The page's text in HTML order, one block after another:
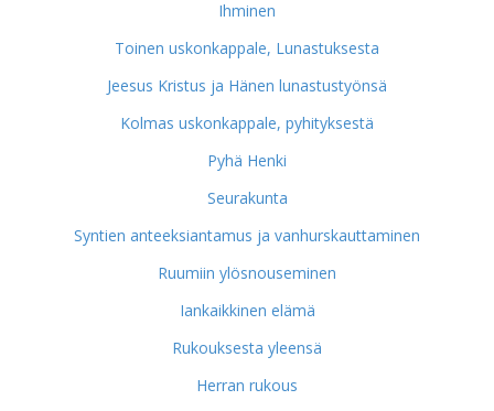
Ihminen
Toinen uskonkappale, Lunastuksesta
Jeesus Kristus ja Hänen lunastustyönsä
Kolmas uskonkappale, pyhityksestä
Pyhä Henki
Seurakunta
Syntien anteeksiantamus ja vanhurskauttaminen
Ruumiin ylösnouseminen
Iankaikkinen elämä
Rukouksesta yleensä
Herran rukous